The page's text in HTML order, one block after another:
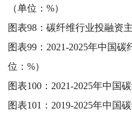
（单位：%）
图表98：碳纤维行业投融资
图表99： 2021-2025年中国
位：%）
图表100： 2021-2025年中国
图表101： 2019-2025年中国